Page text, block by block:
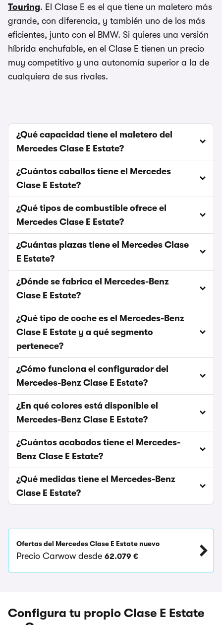
Touring. El Clase E es el que tiene un maletero más
grande, con diferencia, y también uno de los más
eficientes, junto con el BMW. Si quieres una versión
híbrida enchufable, en el Clase E tienen un precio
muy competitivo y una autonomía superior a la de
cualquiera de sus rivales.
¿Qué capacidad tiene el maletero del
Mercedes Clase E Estate?
¿Cuántos caballos tiene el Mercedes
Clase E Estate?
¿Qué tipos de combustible ofrece el
Mercedes Clase E Estate?
¿Cuántas plazas tiene el Mercedes Clase
E Estate?
¿Dónde se fabrica el Mercedes-Benz
Clase E Estate?
¿Qué tipo de coche es el Mercedes-Benz
Clase E Estate y a qué segmento
pertenece?
¿Cómo funciona el configurador del
Mercedes-Benz Clase E Estate?
¿En qué colores está disponible el
Mercedes-Benz Clase E Estate?
¿Cuántos acabados tiene el Mercedes-
Benz Clase E Estate?
¿Qué medidas tiene el Mercedes-Benz
Clase E Estate?
Ofertas del Mercedes Clase E Estate nuevo
Precio Carwow desde 62.079 €
Configura tu propio Clase E Estate